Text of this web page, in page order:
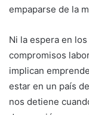
empaparse de la
Ni la espera en
compromisos
implican
estar en un país
nos detiene